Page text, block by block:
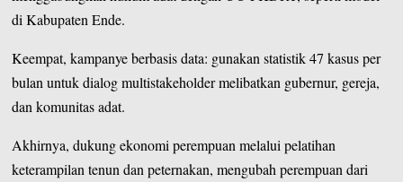
di Kabupaten Ende.
Keempat, kampanye berbasis data: gunakan statistik 47 kasus per
bulan untuk dialog multistakeholder melibatkan gubernur, gereja,
dan komunitas adat.
Akhirnya, dukung ekonomi perempuan melalui pelatihan
keterampilan tenun dan peternakan, mengubah perempuan dari